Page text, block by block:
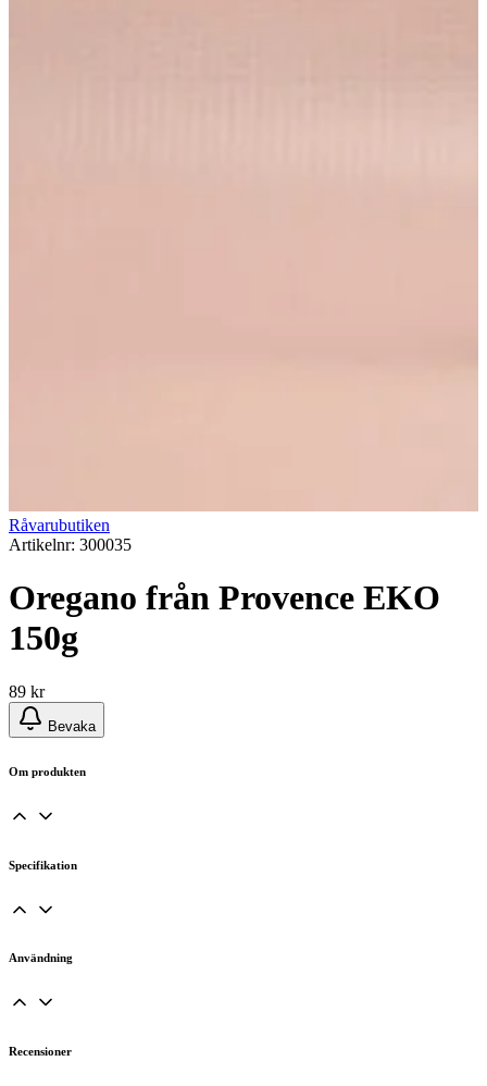
Råvarubutiken
Artikelnr: 300035
Oregano från Provence EKO
150g
89 kr
Bevaka
Om produkten
Specifikation
Användning
Recensioner